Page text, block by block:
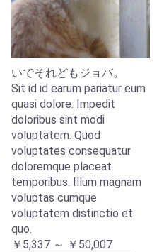
いでそれどもジョバ。
Sit id id earum pariatur eum
quasi dolore. Impedit
doloribus sint modi
voluptatem. Quod
voluptates consequatur
doloremque placeat
temporibus. Illum magnam
voluptas cumque
voluptatem distinctio et
quo.
￥5,337 ～ ￥50,007